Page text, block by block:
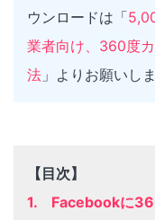
ウンロードは「
業者向け、360度
法 」よりお願いしま
【目次】
1. Facebookに